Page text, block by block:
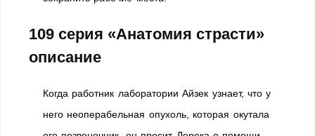
109 серия «Анатомия страсти»
описание
Когда работник лаборатории Айзек узнает, что у
него неоперабельная опухоль, которая окутала